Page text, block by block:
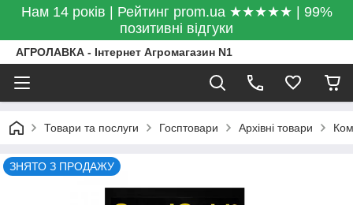
Нам 14 років | Рейтинг prom.ua ★★★★★ | 99%
позитивні відгуки
АГРОЛАВКА - Інтернет Агромагазин N1
Товари та послуги Госптовари Архівні товари
ЗНЯТО З ПРОДАЖУ